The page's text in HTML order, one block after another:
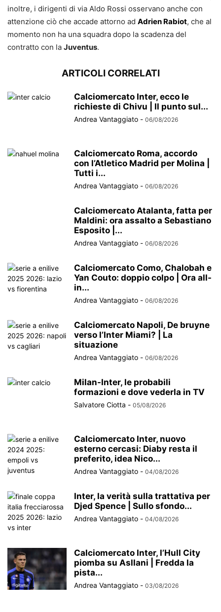
inoltre, i dirigenti di via Aldo Rossi osservano anche con
attenzione ciò che accade attorno ad Adrien Rabiot, che al
momento non ha una squadra dopo la scadenza del
contratto con la Juventus.
ARTICOLI CORRELATI
Calciomercato Inter, ecco le
richieste di Chivu | Il punto sul...
Andrea Vantaggiato - 06/08/2026
Calciomercato Roma, accordo
con l’Atletico Madrid per Molina |
Tutti i...
Andrea Vantaggiato - 06/08/2026
Calciomercato Atalanta, fatta per
Maldini: ora assalto a Sebastiano
Esposito |...
Andrea Vantaggiato - 06/08/2026
Calciomercato Como, Chalobah e
Yan Couto: doppio colpo | Ora all-
in...
Andrea Vantaggiato - 06/08/2026
Calciomercato Napoli, De bruyne
verso l’Inter Miami? | La
situazione
Andrea Vantaggiato - 06/08/2026
Milan-Inter, le probabili
formazioni e dove vederla in TV
Salvatore Ciotta - 05/08/2026
Calciomercato Inter, nuovo
esterno cercasi: Diaby resta il
preferito, idea Nico...
Andrea Vantaggiato - 04/08/2026
Inter, la verità sulla trattativa per
Djed Spence | Sullo sfondo...
Andrea Vantaggiato - 04/08/2026
Calciomercato Inter, l’Hull City
piomba su Asllani | Fredda la
pista...
Andrea Vantaggiato - 03/08/2026